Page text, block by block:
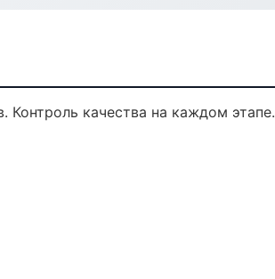
качества на каждом этапе.